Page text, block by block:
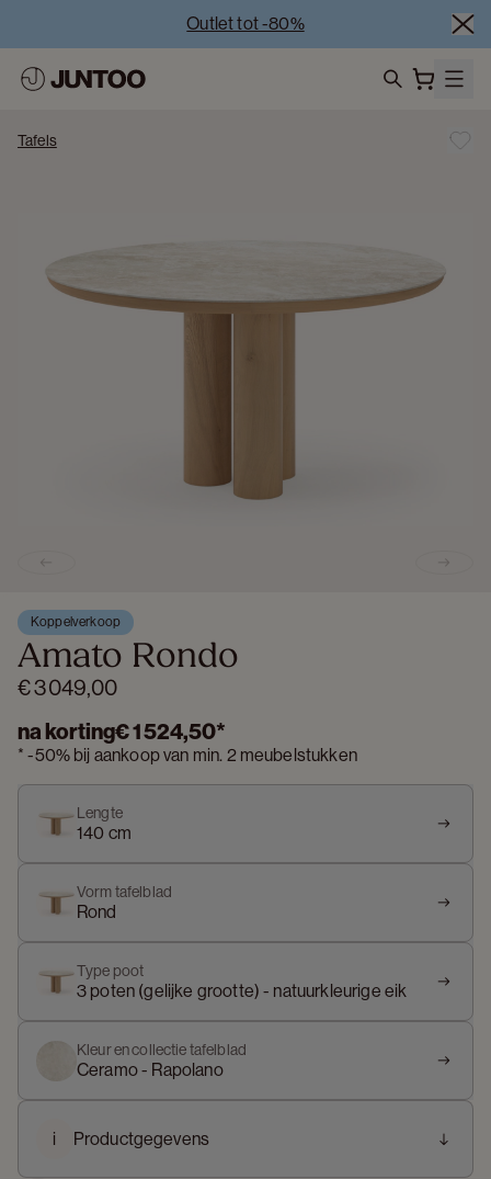
Outlet tot -80%
Koppelverkoop -50% bij aankoop van minstens 2
Tafels
Koppelverkoop
Amato Rondo
€ 3 049,00
na korting€ 1 524,50*
*-50% bij aankoop van min. 2 meubelstukken
Lengte
140 cm
Vorm tafelblad
Rond
Type poot
3 poten (gelijke grootte) - natuurkleurige eik
Kleur en collectie tafelblad
Ceramo - Rapolano
i Productgegevens